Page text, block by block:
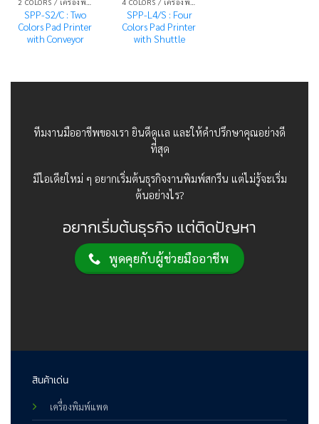
SPP-S2/C : Two
Colors Pad Printer
with Conveyor
SPP-L4/S : Four
Colors Pad Printer
with Shuttle
ทีมงานมืออาชีพของเรา ยินดีดูเเล และให้คำปรึกษาคุณอย่างดี
ที่สุด
มีไอเดียใหม่ ๆ อยากเริ่มต้นธุรกิจงานพิมพ์สกรีน แต่ไม่รู้จะเริ่ม
ต้นอย่างไร?
อยากเริ่มต้นธุรกิจ แต่ติดปัญหา
พูดคุยกับผู้ช่วยมืออาชีพ
สินค้าเด่น
เครื่องพิมพ์แพด